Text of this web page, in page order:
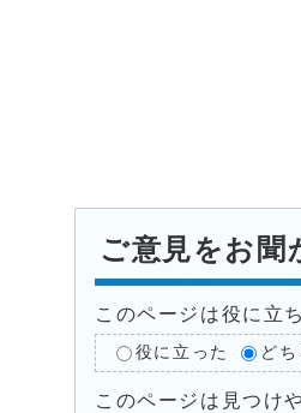
ご意見をお聞
このページは役に立
役に立った ど
このページは見つけ